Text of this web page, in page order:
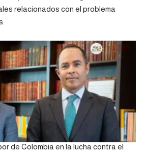
relacionados con el problema
de Colombia en la lucha contra el